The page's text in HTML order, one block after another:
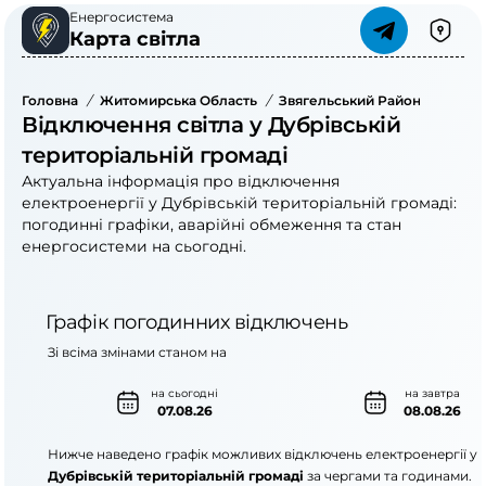
Енергосистема
Карта світла
Головна / Житомирська Область / Звягельський Район
Відключення світла у Дубрівській
територіальній громаді
Актуальна інформація про відключення
електроенергії у Дубрівській територіальній громаді:
погодинні графіки, аварійні обмеження та стан
енергосистеми на сьогодні.
Графік погодинних відключень
на сьогодні
07.08.26
на завтра
08.08.26
Зі всіма змінами станом на
Нижче наведено графік можливих відключень електроенергії у
Дубрівській територіальній громаді за чергами та годинами.